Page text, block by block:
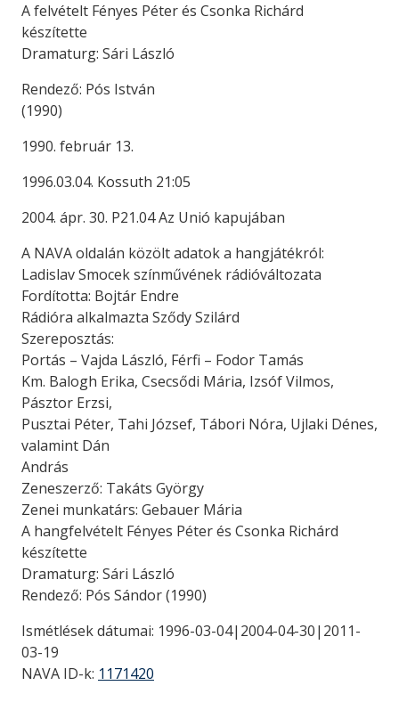
A felvételt Fényes Péter és Csonka Richárd
készítette
Dramaturg: Sári László
Rendező: Pós István
(1990)
1990. február 13.
1996.03.04. Kossuth 21:05
2004. ápr. 30. P21.04 Az Unió kapujában
A NAVA oldalán közölt adatok a hangjátékról:
Ladislav Smocek színművének rádióváltozata
Fordította: Bojtár Endre
Rádióra alkalmazta Sződy Szilárd
Szereposztás:
Portás – Vajda László, Férfi – Fodor Tamás
Km. Balogh Erika, Csecsődi Mária, Izsóf Vilmos,
Pásztor Erzsi,
Pusztai Péter, Tahi József, Tábori Nóra, Ujlaki Dénes,
valamint Dán
András
Zeneszerző: Takáts György
Zenei munkatárs: Gebauer Mária
A hangfelvételt Fényes Péter és Csonka Richárd
készítette
Dramaturg: Sári László
Rendező: Pós Sándor (1990)
Ismétlések dátumai: 1996-03-04|2004-04-30|2011-
03-19
NAVA ID-k: 1171420